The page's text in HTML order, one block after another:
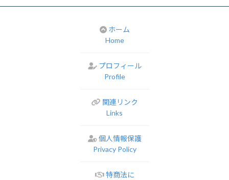
ホーム
Home
プロフィール
Profile
関連リンク
Links
個人情報保護
Privacy Policy
特商法に